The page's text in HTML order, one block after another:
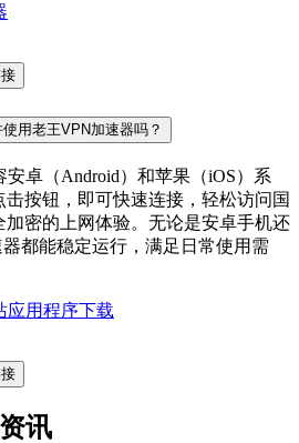
用老王VPN加速器吗？
卓（Android）和苹果（iOS）系
按钮，即可快速连接，轻松访问国
加密的上网体验。无论是安卓手机还
器都能稳定运行，满足日常使用需
应用程序下载
讯